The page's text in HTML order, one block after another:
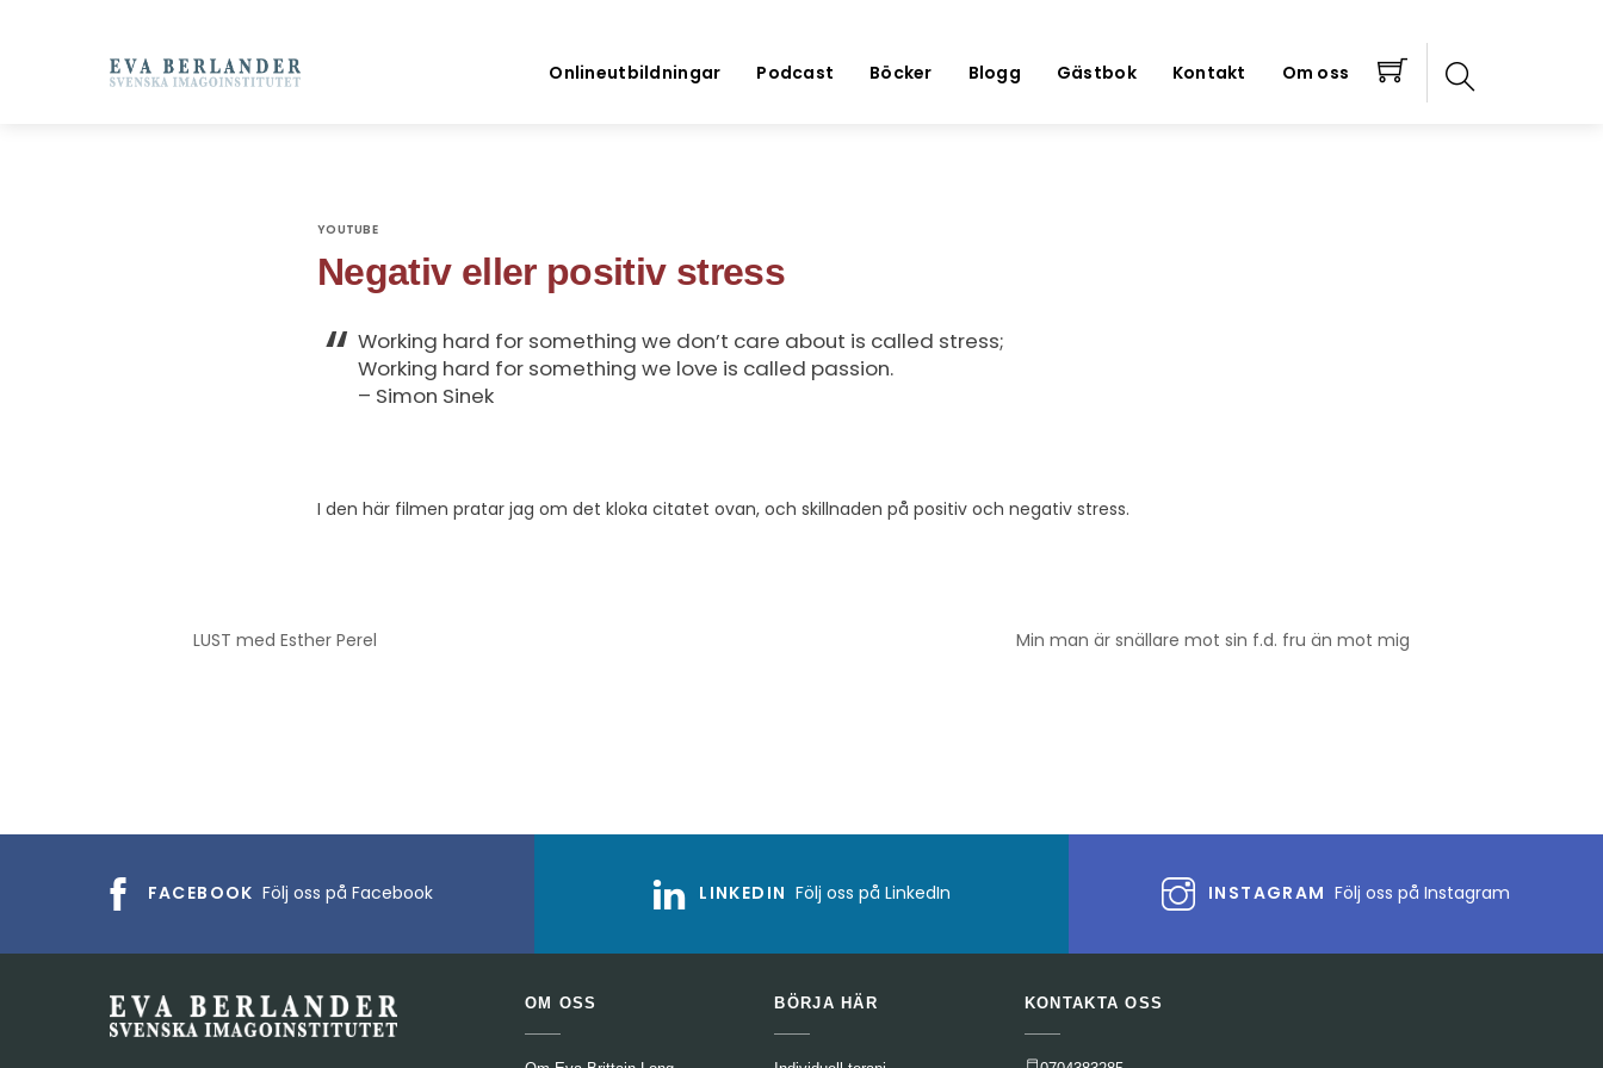
Onlineutbildningar Podcast Böcker Blogg Gästbok Kontakt Om oss
YOUTUBE
Negativ eller positiv stress
Working hard for something we don’t care about is called stress;
Working hard for something we love is called passion.
– Simon Sinek
I den här filmen pratar jag om det kloka citatet ovan, och skillnaden på positiv och negativ stress.
LUST med Esther Perel Min man är snällare mot sin f.d. fru än mot mig
FACEBOOK Följ oss på Facebook LINKEDIN Följ oss på LinkedIn INSTAGRAM Följ oss på Instagram
OM OSS BÖRJA HÄR KONTAKTA OSS